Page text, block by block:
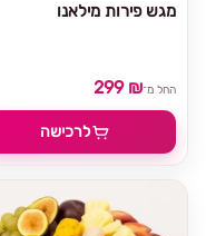
מגש פירות מילאנו
החל מ־299 ₪
לרכישה